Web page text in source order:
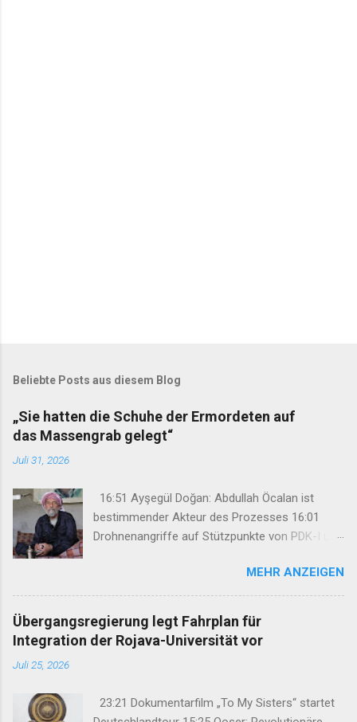
Beliebte Posts aus diesem Blog
„Sie hatten die Schuhe der Ermordeten auf
das Massengrab gelegt“
Juli 31, 2026
16:51 Ayşegül Doğan: Abdullah Öcalan ist
bestimmender Akteur des Prozesses 16:01
Drohnenangriffe auf Stützpunkte von PDK-I und
nicht vergessen und werden es niemals
vergessen lassen“ 15:18 „Sie hatten die Schuhe
der Ermordeten auf das Massengrab gelegt“
12:47 34. Kurdisches Kulturfestival setzt auf
neues Konzept 08:45 Hasan Basri Fırat unter
Rahmengesetz darf nicht nur das Schweigen
MEHR ANZEIGEN
Übergangsregierung legt Fahrplan für
Integration der Rojava-Universität vor
Juli 25, 2026
23:21 Dokumentarfilm „To My Sisters“ startet